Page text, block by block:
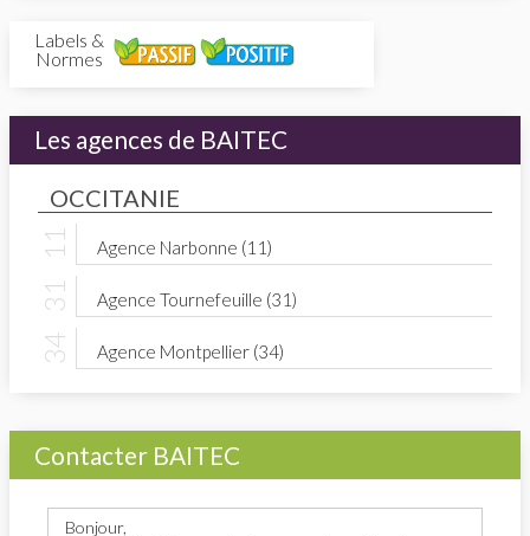
Labels &
Normes
Les agences de BAITEC
OCCITANIE
Agence Narbonne (11)
Agence Tournefeuille (31)
Agence Montpellier (34)
Contacter BAITEC